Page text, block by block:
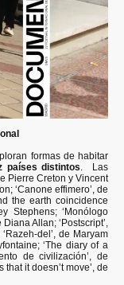
formas de habitar
países distintos
. Las
Pierre Creton y Vincent
‘Canone effimero’, de
the earth coincidence
Stephens; ‘Monólogo
Allan; ‘Postscript’,
del’, de Maryam
‘The diary of a
de civilización’, de
it doesn’t move’, de